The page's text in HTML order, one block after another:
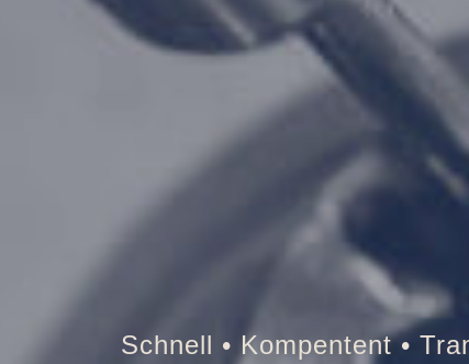
Tresor • Auto • Briefkasten